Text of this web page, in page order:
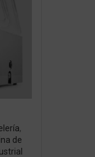
,
de